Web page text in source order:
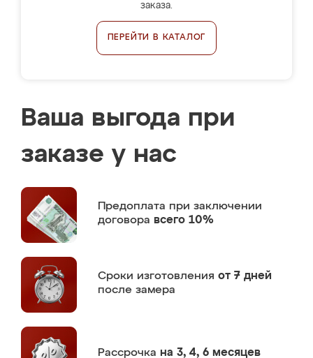
заказа.
ПЕРЕЙТИ В КАТАЛОГ
Ваша выгода при
заказе у нас
Предоплата при заключении
договора всего 10%
Сроки изготовления от 7 дней
после замера
Рассрочка на 3, 4, 6 месяцев